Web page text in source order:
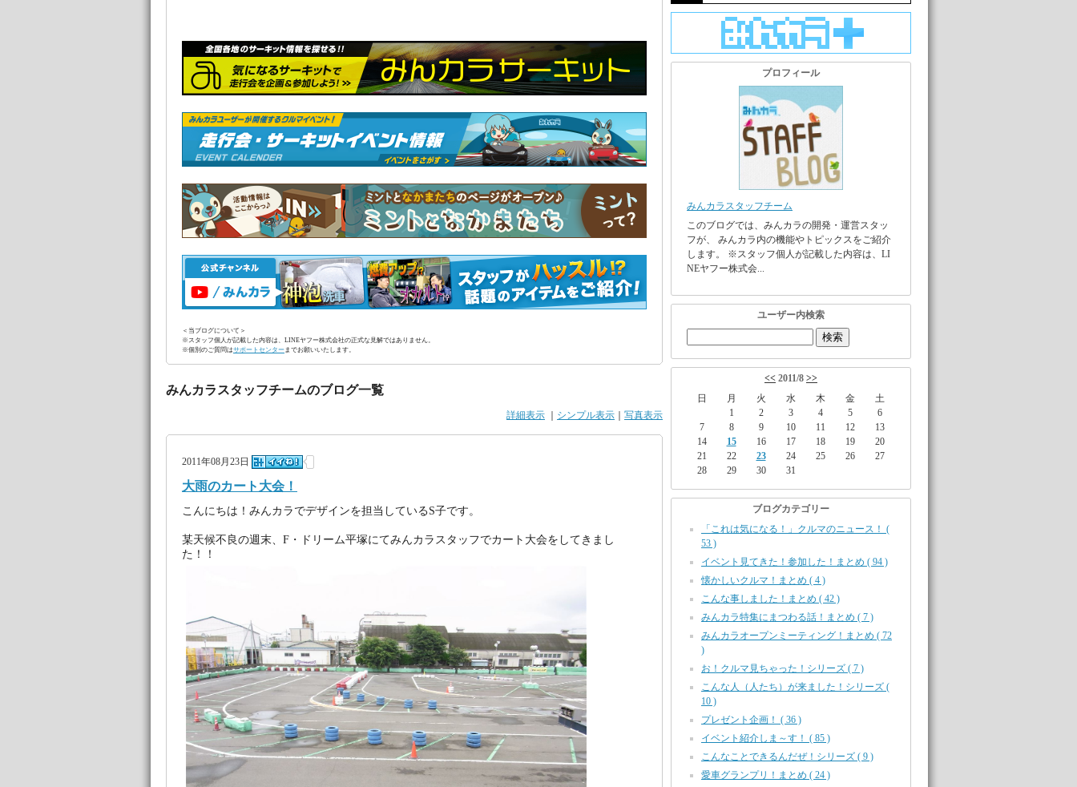
＜当ブログについて＞
※スタッフ個人が記載した内容は、LINEヤフー株式会社の正式な見解ではありません。
※個別のご質問はサポートセンターまでお願いいたします。
みんカラスタッフチームのブログ一覧
詳細表示 シンプル表示 写真表示
2011年08月23日
大雨のカート大会！
こんにちは！みんカラでデザインを担当しているS子です。
某天候不良の週末、F・ドリーム平塚にてみんカラスタッフでカート大会をしてきまし
た！！
プロフィール
みんカラスタッフチーム
このブログでは、みんカラの開発・運営スタッ
フが、 みんカラ内の機能やトピックスをご紹介
します。 ※スタッフ個人が記載した内容は、LI
NEヤフー株式会...
ユーザー内検索
<< 2011/8 >>
日
月 火 水 木 金
土
1
2 3 4 5
6
7
8 9 10 11 12
13
14
15 16 17 18 19
20
21
22 23 24 25 26
27
28
29 30 31
ブログカテゴリー
「これは気になる！」クルマのニュース！ (
53 )
イベント見てきた！参加した！まとめ ( 94 )
懐かしいクルマ！まとめ ( 4 )
こんな事しました！まとめ ( 42 )
みんカラ特集にまつわる話！まとめ ( 7 )
みんカラオープンミーティング！まとめ ( 72
)
お！クルマ見ちゃった！シリーズ ( 7 )
こんな人（人たち）が来ました！シリーズ (
10 )
プレゼント企画！ ( 36 )
イベント紹介しま～す！ ( 85 )
こんなことできるんだぜ！シリーズ ( 9 )
愛車グランプリ！まとめ ( 24 )